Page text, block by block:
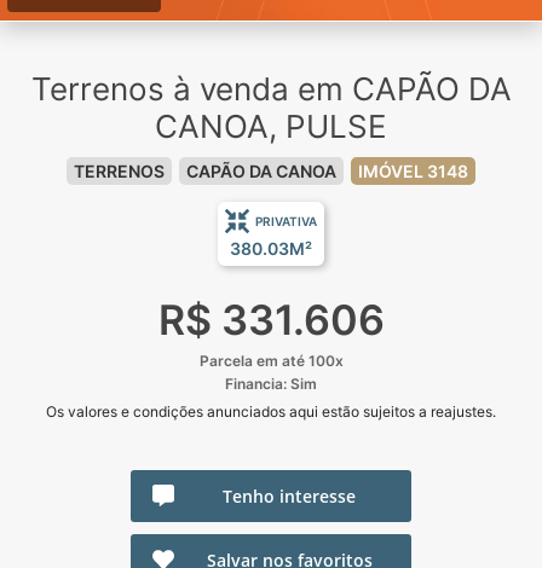
Terrenos à venda em CAPÃO DA
CANOA, PULSE
TERRENOS CAPÃO DA CANOA IMÓVEL 3148
PRIVATIVA
380.03M²
R$ 331.606
Parcela em até 100x
Financia: Sim
Os valores e condições anunciados aqui estão sujeitos a reajustes.
Tenho interesse
Salvar nos favoritos